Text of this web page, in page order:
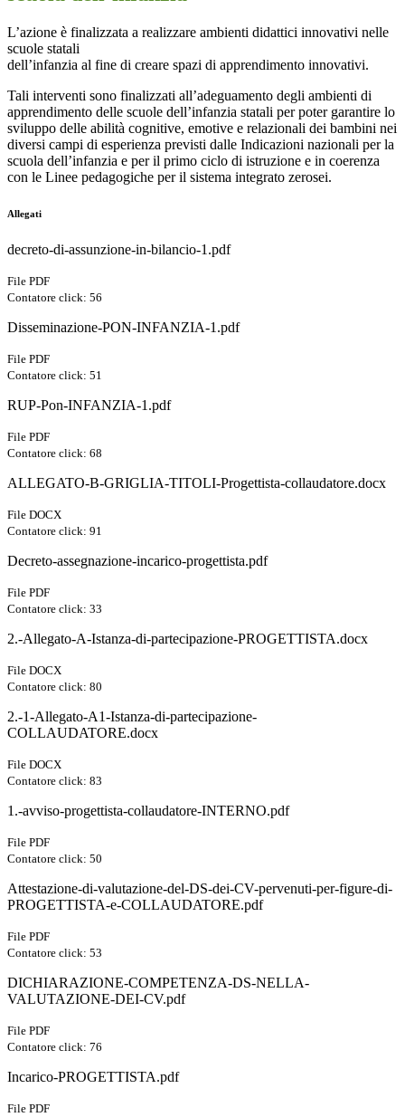
L’azione è finalizzata a realizzare ambienti didattici innovativi nelle
scuole statali
dell’infanzia al fine di creare spazi di apprendimento innovativi.
Tali interventi sono finalizzati all’adeguamento degli ambienti di
apprendimento delle scuole dell’infanzia statali per poter garantire lo
sviluppo delle abilità cognitive, emotive e relazionali dei bambini nei
diversi campi di esperienza previsti dalle Indicazioni nazionali per la
scuola dell’infanzia e per il primo ciclo di istruzione e in coerenza
con le Linee pedagogiche per il sistema integrato zerosei.
Allegati
decreto-di-assunzione-in-bilancio-1.pdf
File PDF
Contatore click: 56
Disseminazione-PON-INFANZIA-1.pdf
File PDF
Contatore click: 51
RUP-Pon-INFANZIA-1.pdf
File PDF
Contatore click: 68
ALLEGATO-B-GRIGLIA-TITOLI-Progettista-collaudatore.docx
File DOCX
Contatore click: 91
Decreto-assegnazione-incarico-progettista.pdf
File PDF
Contatore click: 33
2.-Allegato-A-Istanza-di-partecipazione-PROGETTISTA.docx
File DOCX
Contatore click: 80
2.-1-Allegato-A1-Istanza-di-partecipazione-
COLLAUDATORE.docx
File DOCX
Contatore click: 83
1.-avviso-progettista-collaudatore-INTERNO.pdf
File PDF
Contatore click: 50
Attestazione-di-valutazione-del-DS-dei-CV-pervenuti-per-figure-di-
PROGETTISTA-e-COLLAUDATORE.pdf
File PDF
Contatore click: 53
DICHIARAZIONE-COMPETENZA-DS-NELLA-
VALUTAZIONE-DEI-CV.pdf
File PDF
Contatore click: 76
Incarico-PROGETTISTA.pdf
File PDF